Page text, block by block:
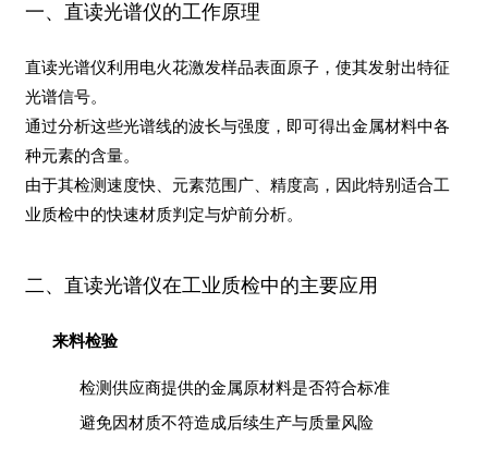
一、直读光谱仪的工作原理
直读光谱仪利用电火花激发样品表面原子，使其发射出特征
光谱信号。
通过分析这些光谱线的波长与强度，即可得出金属材料中各
种元素的含量。
由于其检测速度快、元素范围广、精度高，因此特别适合工
业质检中的快速材质判定与炉前分析。
二、直读光谱仪在工业质检中的主要应用
来料检验
检测供应商提供的金属原材料是否符合标准
避免因材质不符造成后续生产与质量风险